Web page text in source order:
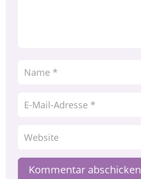
Kommentar abschicken